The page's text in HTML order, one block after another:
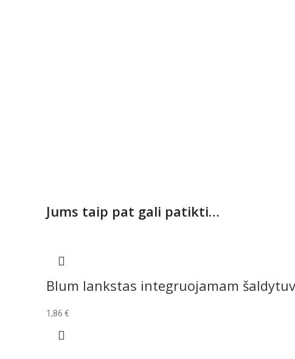
Jums taip pat gali patikti…
Blum lankstas integruojamam
1,86 €